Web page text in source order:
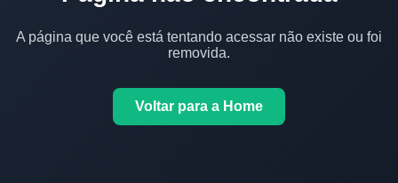
A página que você está tentando acessar não existe ou foi
removida.
Voltar para a Home